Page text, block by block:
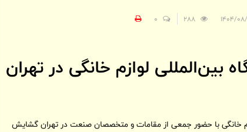
0
لوازم خانگی در تهران
خانگی با حضور جمعی از مقامات و متخصصان صنعت در تهران گشایش